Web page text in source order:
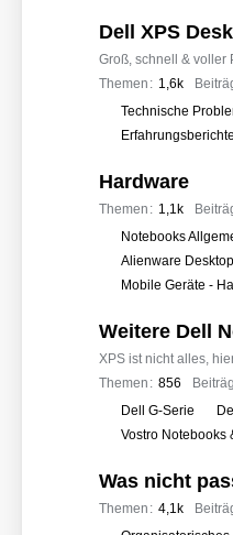
r
e
n
Dell XPS
Groß, schnell & voller
Themen
1,6k
e
r
n
Technische
Hardware
Themen 1,1k
r
f
o
Notebooks
Alienware
Mobile Geräte -
Weitere Dell
XPS ist nicht alles,
Themen
856
e
r
Dell G-Serie
Vostro Notebooks
Was nicht
Themen 4,1k